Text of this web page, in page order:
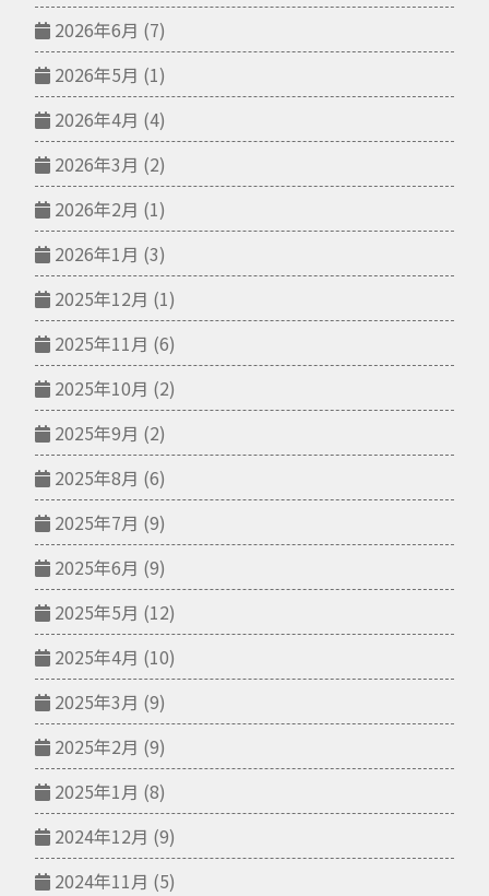
2026年6月 (7)
2026年5月 (1)
2026年4月 (4)
2026年3月 (2)
2026年2月 (1)
2026年1月 (3)
2025年12月 (1)
2025年11月 (6)
2025年10月 (2)
2025年9月 (2)
2025年8月 (6)
2025年7月 (9)
2025年6月 (9)
2025年5月 (12)
2025年4月 (10)
2025年3月 (9)
2025年2月 (9)
2025年1月 (8)
2024年12月 (9)
2024年11月 (5)